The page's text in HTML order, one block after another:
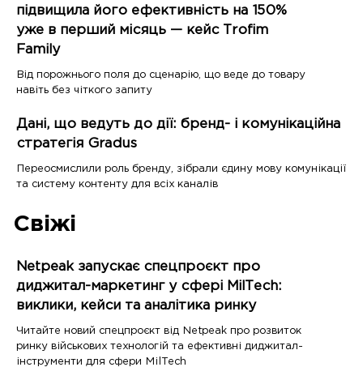
підвищила його ефективність на 150%
уже в перший місяць — кейс Trofim
Family
Від порожнього поля до сценарію, що веде до товару
навіть без чіткого запиту
Дані, що ведуть до дії: бренд- і комунікаційна
стратегія Gradus
Переосмислили роль бренду, зібрали єдину мову комунікації
та систему контенту для всіх каналів
Свіжі
Netpeak запускає спецпроєкт про
диджитал-маркетинг у сфері MilTech:
виклики, кейси та аналітика ринку
Читайте новий спецпроєкт від Netpeak про розвиток
ринку військових технологій та ефективні диджитал-
інструменти для сфери MilTech